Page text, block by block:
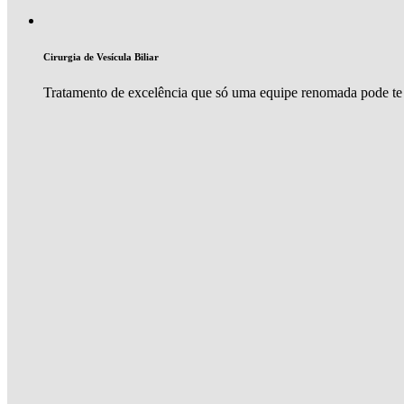
Cirurgia de Vesícula Biliar
Tratamento de excelência que só uma equipe renomada pode